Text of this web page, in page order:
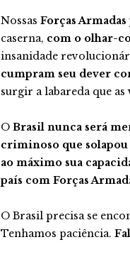
Nossas Forças
caserna, com o olhar-
insanidade
cumpram seu dever
surgir a labareda que
O Brasil nunca será
criminoso que
ao máximo sua
país com Forças
O Brasil precisa se
Tenhamos paciência.